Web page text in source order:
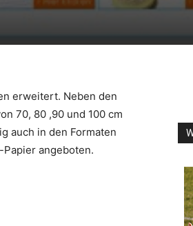
erweitert. Neben den
70, 80 ,90 und 100 cm
auch in den Formaten
angeboten.